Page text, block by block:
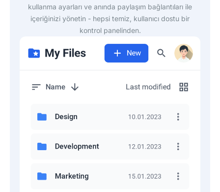
kullanma ayarları ve anında paylaşım bağlantıları ile
içeriğinizi yönetin - hepsi temiz, kullanıcı dostu bir
kontrol panelinden.